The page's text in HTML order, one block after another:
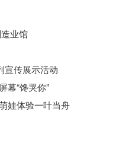
业馆
宣传展示活动
幕“馋哭你”
娃体验一叶当舟